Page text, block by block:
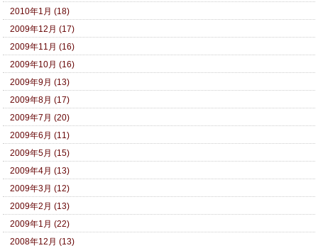
2010年1月 (18)
2009年12月 (17)
2009年11月 (16)
2009年10月 (16)
2009年9月 (13)
2009年8月 (17)
2009年7月 (20)
2009年6月 (11)
2009年5月 (15)
2009年4月 (13)
2009年3月 (12)
2009年2月 (13)
2009年1月 (22)
2008年12月 (13)